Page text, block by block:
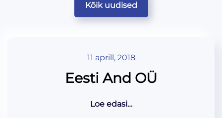
Kõik uudised
11 aprill, 2018
Eesti And OÜ
Loe edasi…